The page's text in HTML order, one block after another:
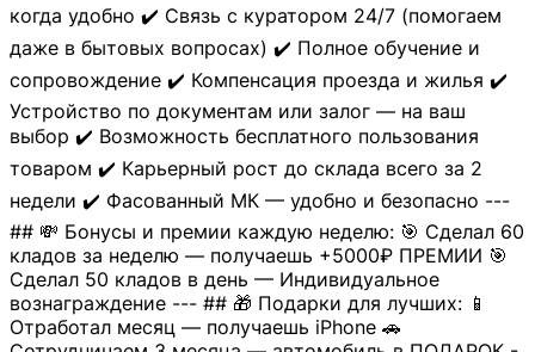
когда удобно ✔️ Связь с куратором 24/7 (помогаем
даже в бытовых вопросах) ✔️ Полное обучение и
сопровождение ✔️ Компенсация проезда и жилья ✔️
Устройство по документам или залог — на ваш
выбор ✔️ Возможность бесплатного пользования
товаром ✔️ Карьерный рост до склада всего за 2
недели ✔️ Фасованный МК — удобно и безопасно ---
## 💸 Бонусы и премии каждую неделю: 🎯 Сделал 60
кладов за неделю — получаешь +5000₽ ПРЕМИИ 🎯
Сделал 50 кладов в день — Индивидуальное
вознаграждение --- ## 🎁 Подарки для лучших: 📱
Отработал месяц — получаешь iPhone 🚗